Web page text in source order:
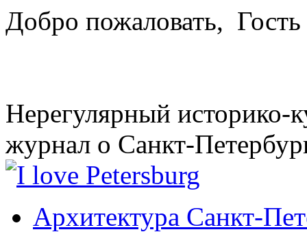
Добро пожаловать, Гость
Нерегулярный историко-
журнал о Санкт-
Архитектура Санкт-